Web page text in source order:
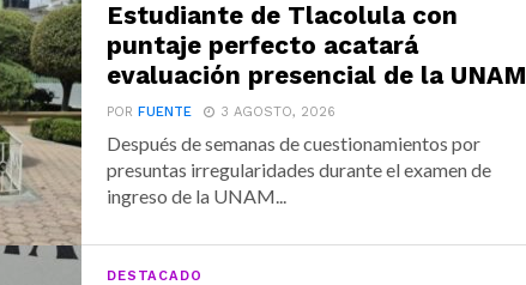
Estudiante de Tlacolula con
puntaje perfecto acatará
evaluación presencial de la UNAM
PORFUENTE 3 AGOSTO, 2026
Después de semanas de cuestionamientos por
presuntas irregularidades durante el examen de
ingreso de la UNAM...
DESTACADO